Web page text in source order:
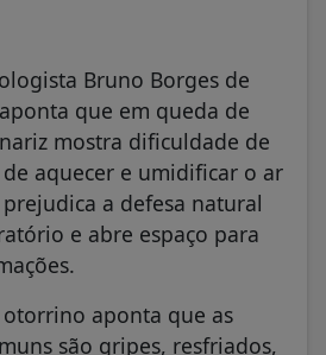
Bruno Borges de
que em queda de
mostra dificuldade de
aquecer e umidificar o ar
a defesa natural
e abre espaço para
otorrino aponta que as
são gripes, resfriados,